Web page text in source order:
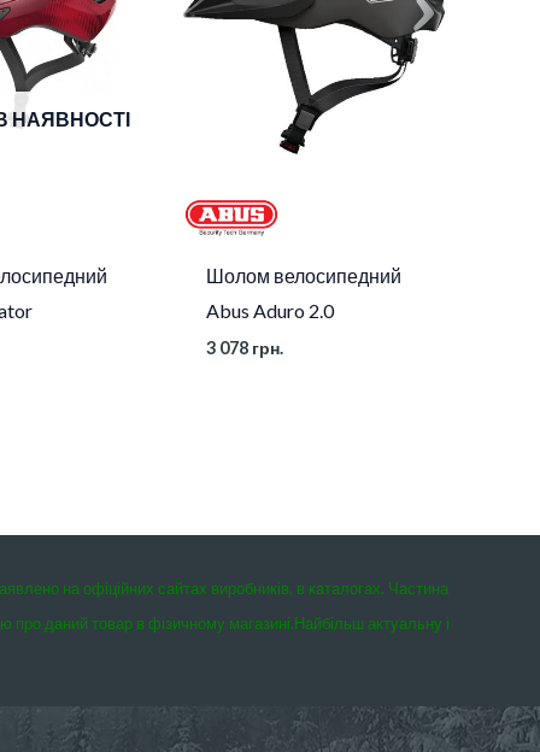
НАЯВНОСТІ
Шолом велосипедний
Abus Aduro 2.0
3 078 грн.
на офіційних сайтах виробників, в каталогах. Частина
про даний товар в фізичному магазині.Найбільш актуальну і